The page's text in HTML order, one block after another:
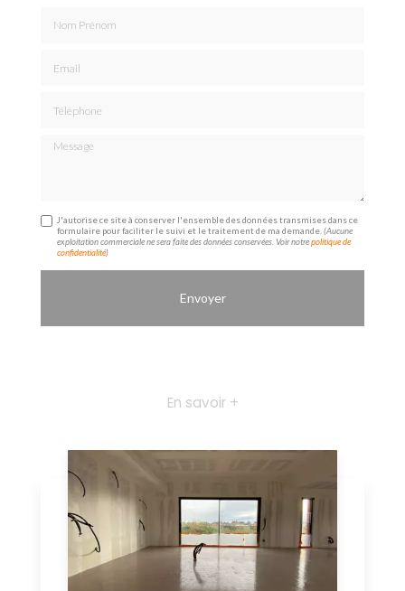
Message
J'autorise ce site à conserver l'ensemble des données transmises dans ce
formulaire pour faciliter le suivi et le traitement de ma demande.(Aucune
exploitation commerciale ne sera faite des données conservées. Voir notrepolitique de
confidentialité)
En savoir +